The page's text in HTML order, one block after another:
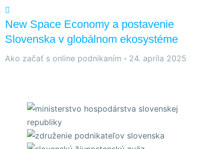
New Space Economy a postavenie
Slovenska v globálnom ekosystéme
Ako začať s online podnikaním 24. apríla 2025